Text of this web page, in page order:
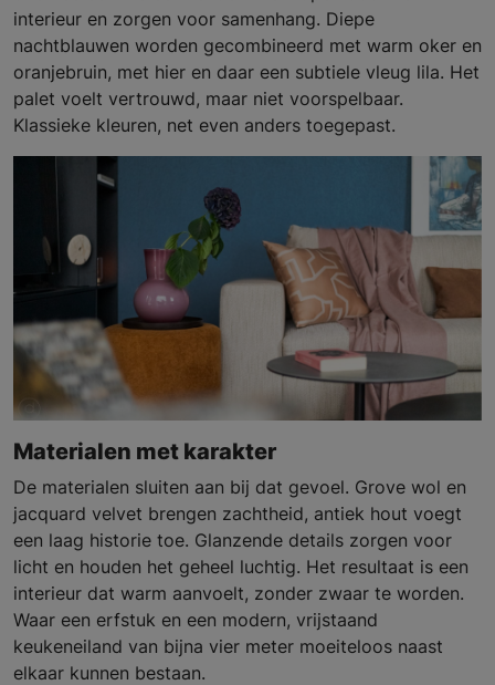
interieur en zorgen voor samenhang. Diepe
nachtblauwen worden gecombineerd met warm oker en
oranjebruin, met hier en daar een subtiele vleug lila. Het
palet voelt vertrouwd, maar niet voorspelbaar.
Klassieke kleuren, net even anders toegepast.
Materialen met karakter
De materialen sluiten aan bij dat gevoel. Grove wol en
jacquard velvet brengen zachtheid, antiek hout voegt
een laag historie toe. Glanzende details zorgen voor
licht en houden het geheel luchtig. Het resultaat is een
interieur dat warm aanvoelt, zonder zwaar te worden.
Waar een erfstuk en een modern, vrijstaand
keukeneiland van bijna vier meter moeiteloos naast
elkaar kunnen bestaan.